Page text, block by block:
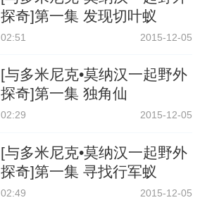
探奇]第一集 发现切叶蚁
02:51 2015-12-05
[与多米尼克•莫纳汉一起野外
探奇]第一集 独角仙
02:29 2015-12-05
[与多米尼克•莫纳汉一起野外
探奇]第一集 寻找行军蚁
02:49 2015-12-05